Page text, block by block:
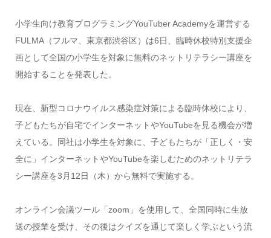
小学生向け教育プログラミングYouTuber Academyを運営する
FULMA（フルマ、東京都渋谷区）は6日、臨時休校特別支援企
画として全国の小学生を対象に無料のネットリテラシー講座を
開始することを発表した。
現在、新型コロナウイルス感染症対策による臨時休校により、
子どもたちが自宅でインターネットやYouTubeを見る機会が増
えている。同社は小学生を対象に、子どもたちが「正しく・安
全に」インターネットやYouTubeを楽しむためのネットリテラ
シー講座を3月12日（木）から無料で実施する。
オンライン会議ツール「zoom」を使用して、全国同時に生放
送の授業を受け、その後はクイズを通じて楽しく学ぶという流